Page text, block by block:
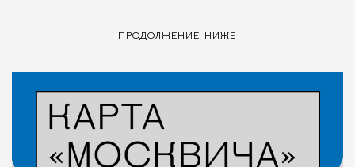
ПРОДОЛЖЕНИЕ НИЖЕ